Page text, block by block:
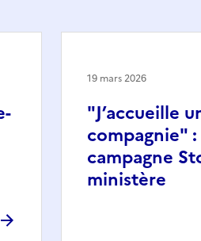
"J’accueille
compagnie"
campagne
ministère
19 mars 2026